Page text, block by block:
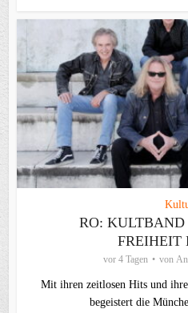
RO:
FREIHEIT
vor 4 Tagen von
Mit ihren zeitlosen Hits und
begeistert die